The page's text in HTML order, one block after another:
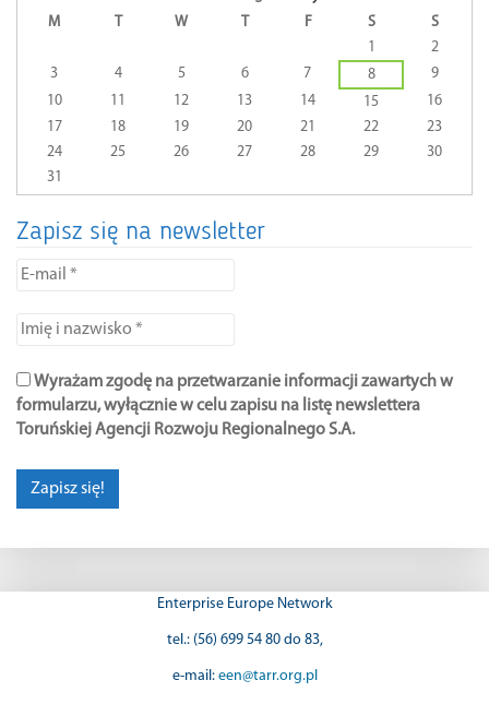
calendar
events
M
W F S
S
1
2
3
4 5 6 7 8
9
10
11 12 13 14 15
16
17
18 19 20 21 22
23
24
25 26 27 28 29
30
31
Zapisz się na newsletter
E-
Imię
nazwisko
*
Wyrażam zgodę na przetwarzanie informacji zawartych w
formularzu, wyłącznie w celu zapisu na listę newslettera
Toruńskiej Agencji Rozwoju Regionalnego S.A.
Enterprise Europe Network
tel.: (56) 699 54 80 do 83,
e-mail: een@tarr.org.pl